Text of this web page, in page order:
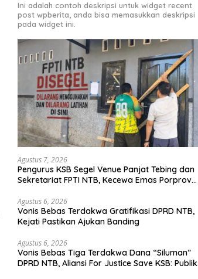
Ini adalah contoh deskripsi untuk widget recent
post wpberita, anda bisa memasukkan deskripsi
pada widget ini.
Agustus 7, 2026
Pengurus KSB Segel Venue Panjat Tebing dan
Sekretariat FPTI NTB, Kecewa Emas Porprov
Agustus 6, 2026
Vonis Bebas Terdakwa Gratifikasi DPRD NTB,
Kejati Pastikan Ajukan Banding
Agustus 6, 2026
Vonis Bebas Tiga Terdakwa Dana “Siluman”
DPRD NTB, Aliansi For Justice Save KSB: Publik